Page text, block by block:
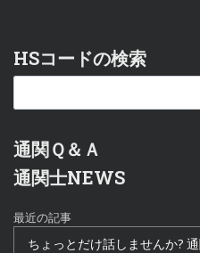
HSコードの検索
通関Ｑ＆Ａ
通関士NEWS
最近の記事
ちょっとだけ話しませんか?